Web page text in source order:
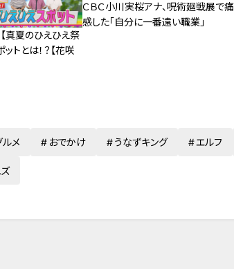
真夏のひえひえ祭
トとは！？【花咲
ＣＢＣ小川実桜アナ、呪術廻戦展で痛
感した「自分に一番遠い職業」
ルメ おでかけ うなずキング エルフ